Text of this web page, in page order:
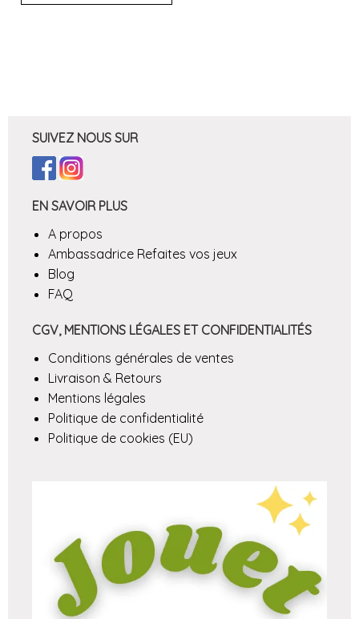
SUIVEZ NOUS SUR
EN SAVOIR PLUS
A propos
Ambassadrice Refaites vos jeux
Blog
FAQ
CGV, MENTIONS LÉGALES ET CONFIDENTIALITÉS
Conditions générales de ventes
Livraison & Retours
Mentions légales
Politique de confidentialité
Politique de cookies (EU)